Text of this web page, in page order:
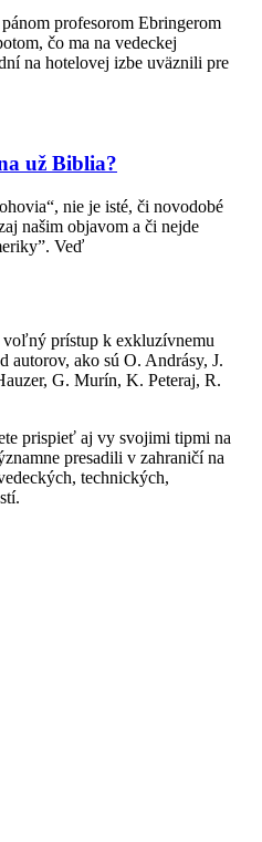
profesorom Ebringerom
čo ma na vedeckej
na hotelovej izbe uväznili pre
už Biblia?
nie je isté, či novodobé
našim objavom a či nejde
Veď
voľný prístup k exkluzívnemu
autorov, ako sú O. Andrásy, J.
G. Murín, K. Peteraj, R.
prispieť aj vy svojimi tipmi na
presadili v zahraničí na
technických,